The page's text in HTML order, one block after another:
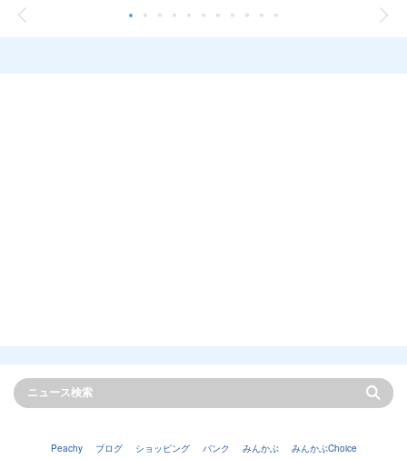
Peachy ブログ ショッピング バンク みんかぶ みんかぶChoice